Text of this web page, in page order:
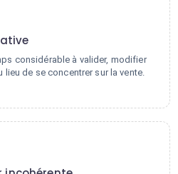
considérable à valider, modifier
lieu de se concentrer sur la vente.